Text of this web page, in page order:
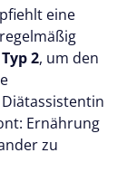
eine
2, um den
Ernährung
zu